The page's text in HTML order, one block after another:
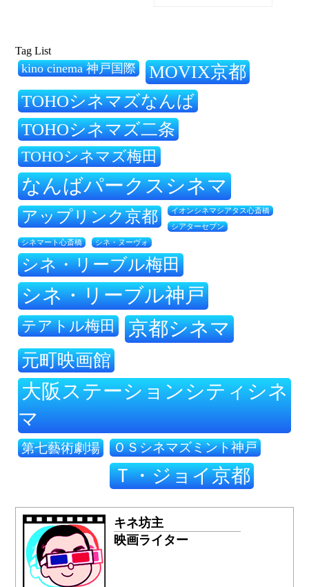
Tag List
kino cinema 神戸国際 MOVIX京都
TOHOシネマズなんば
TOHOシネマズ二条
TOHOシネマズ梅田
なんばパークスシネマ
アップリンク京都 イオンシネマシアタス心斎橋
シアターセブン
シネマート心斎橋 シネ・ヌーヴォ
シネ・リーブル梅田
シネ・リーブル神戸
テアトル梅田 京都シネマ
元町映画館
大阪ステーションシティシネ
マ
第七藝術劇場 ＯＳシネマズミント神戸
Ｔ・ジョイ京都
キネ坊主
映画ライター